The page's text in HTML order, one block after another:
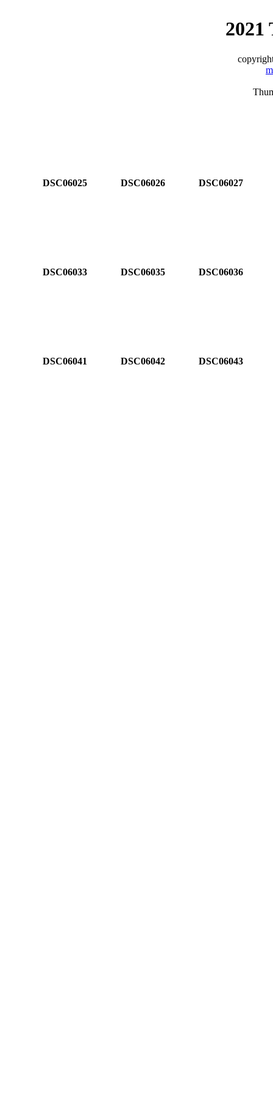
2021
DSC06025 DSC06026 DSC06027
DSC06033 DSC06035 DSC06036
DSC06041 DSC06042 DSC06043